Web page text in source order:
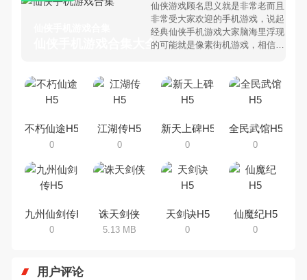
仙侠手机游戏合集大全 >
仙侠游戏顾名思义就是非常老而且
非常受大家欢迎的手机游戏，说起
经典仙侠手机游戏大家脑海里浮现
的可能就是像素街机游戏，相信很
侠手机游戏有哪些呢？游戏今天，
乐途下载站小编芒果味的怪咖给大
集，欢迎大家前来选择下载体验
不朽仙途H5
0
江湖传H5
0
新天上碑H5
0
全民武馆H5
0
九州仙剑传H5
0
诛天剑侠
5.13 MB
天剑诀H5
0
仙魔纪H5
0
用户评论